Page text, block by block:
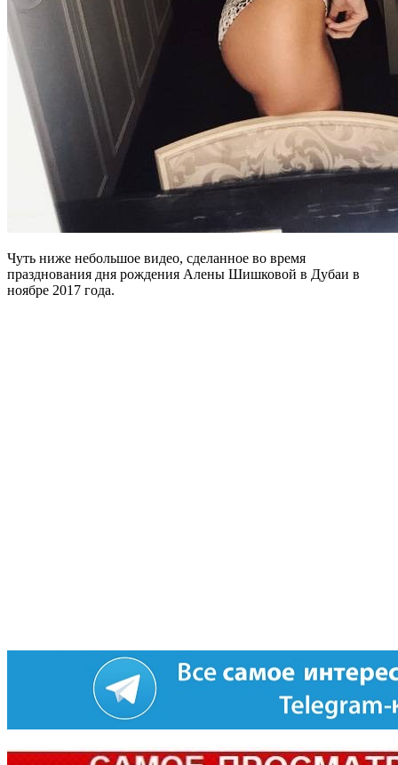
Чуть ниже небольшое видео, сделанное во время
празднования дня рождения Алены Шишковой в Дубаи в
ноябре 2017 года.